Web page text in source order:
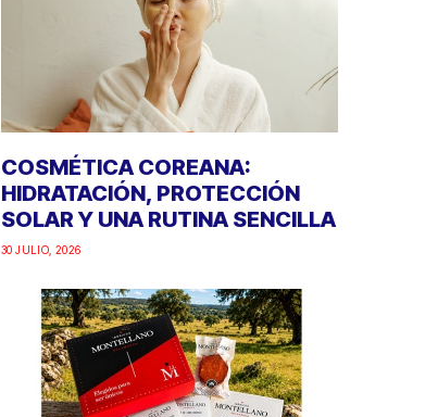
COSMÉTICA COREANA:
HIDRATACIÓN, PROTECCIÓN
SOLAR Y UNA RUTINA SENCILLA
30 JULIO, 2026